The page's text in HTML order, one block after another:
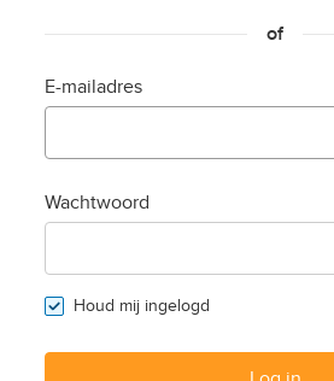
of
E-mailadres
Wachtwoord
Houd mij ingelogd